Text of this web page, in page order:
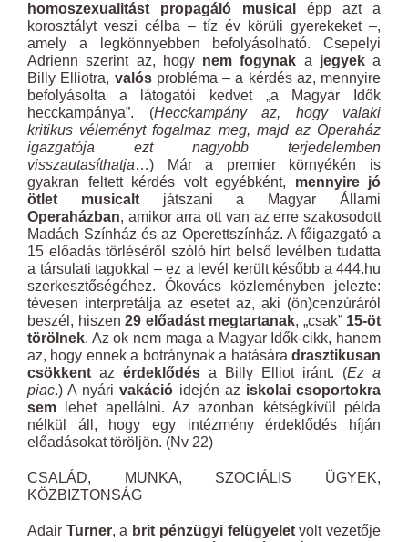
homoszexualitást propagáló musical
épp azt a
korosztályt veszi célba – tíz év körüli gyerekeket –,
amely a legkönnyebben befolyásolható. Csepelyi
Adrienn szerint az, hogy nem fogynak a jegyeka
Billy Elliotra, valósprobléma – a kérdés az, mennyire
befolyásolta a látogatói kedvet „a Magyar Idők
hecckampánya”. (Hecckampány az, hogy valaki
kritikus véleményt fogalmaz meg, majd az Operaház
igazgatója ezt nagyobb terjedelemben
visszautasíthatja…) Már a premier környékén is
gyakran feltett kérdés volt egyébként, mennyire jó
ötlet musicaltjátszani a Magyar Állami
Operaházban, amikor arra ott van az erre szakosodott
Madách Színház és az Operettszínház. A főigazgató a
15 előadás törléséről szóló hírt belső levélben tudatta
a társulati tagokkal – ez a levél került később a 444.hu
szerkesztőségéhez. Ókovács közleményben jelezte:
tévesen interpretálja az esetet az, aki (ön)cenzúráról
beszél, hiszen 29 előadást megtartanak, „csak” 15-öt
törölnek. Az ok nem maga a Magyar Idők-cikk, hanem
az, hogy ennek a botránynak a hatására drasztikusan
csökkent az érdeklődés a Billy Elliot iránt. (Ez a
piac.) A nyárivakáció idején az iskolai csoportokra
sem lehet apellálni. Az azonban kétségkívül példa
nélkül áll, hogy egy intézmény érdeklődés híján
előadásokat töröljön. (Nv 22)
CSALÁD, MUNKA, SZOCIÁLIS ÜGYEK,
KÖZBIZTONSÁG
Adair Turner, a brit pénzügyi felügyeletvolt vezetője